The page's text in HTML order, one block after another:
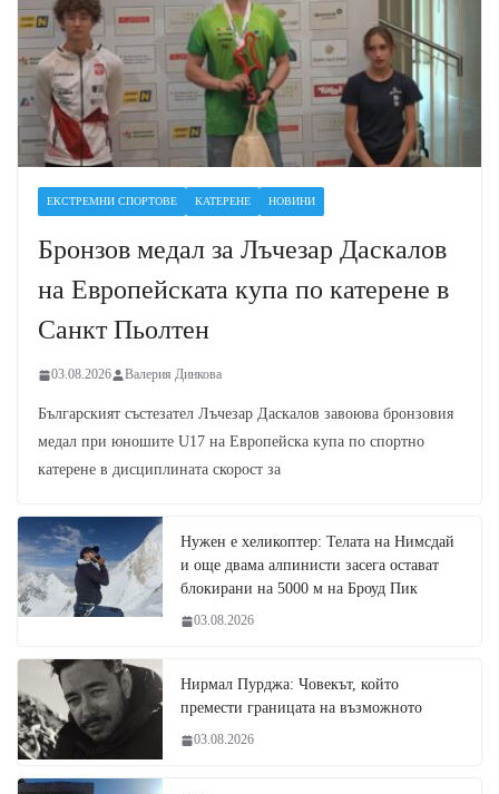
ЕКСТРЕМНИ СПОРТОВЕ КАТЕРЕНЕ НОВИНИ
Бронзов медал за Лъчезар Даскалов
на Европейската купа по катерене в
Санкт Пьолтен
03.08.2026 Валерия Динкова
Българският състезател Лъчезар Даскалов завоюва бронзовия
медал при юношите U17 на Европейска купа по спортно
катерене в дисциплината скорост за
Нужен е хеликоптер: Телата на Нимсдай
и още двама алпинисти засега остават
блокирани на 5000 м на Броуд Пик
03.08.2026
Нирмал Пурджа: Човекът, който
премести границата на възможното
03.08.2026